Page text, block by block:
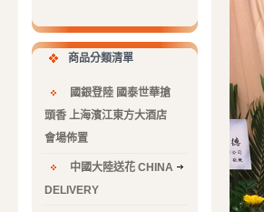
商品分類清單
國銀登陸 國泰世華搶
頭香 上海濱江東方大酒店
會場佈置
中國大陸送花 CHINA
DELIVERY